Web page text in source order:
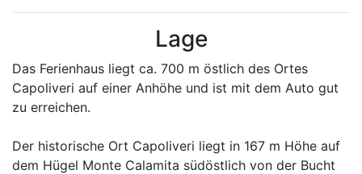
Lage
Das Ferienhaus liegt ca. 700 m östlich des Ortes
Capoliveri auf einer Anhöhe und ist mit dem Auto gut
zu erreichen.
Der historische Ort Capoliveri liegt in 167 m Höhe auf
dem Hügel Monte Calamita südöstlich von der Bucht